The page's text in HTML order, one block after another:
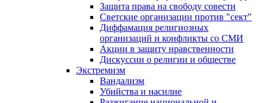
Защита права на свободу совести
Светские организации против "сект"
Диффамация религиозных
организаций и конфликты со СМИ
Акции в защиту нравственности
Дискуссии о религии и обществе
Экстремизм
Вандализм
Убийства и насилие